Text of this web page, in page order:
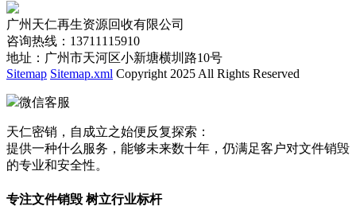
广州天仁再生资源回收有限公司
咨询热线：13711115910
地址：广州市天河区小新塘横圳路10号
Sitemap Sitemap.xml Copyright 2025 All Rights Reserved
微信客服
天仁密销，自成立之始便反复探索：
提供一种什么服务，能够未来数十年，仍满足客户对文件销毁
的专业和安全性。
专注文件销毁 树立行业标杆